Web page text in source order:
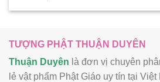
TƯỢNG PHẬT THUẬN DUYÊN
Thuận Duyên là đơn vị chuyên
lẻ vật phẩm Phật Giáo uy tín tại Việt